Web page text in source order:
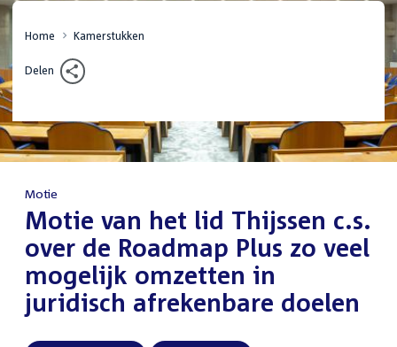
Home Kamerstukken
Delen
Motie
:Motie van het lid Thijssen c.s.
over de Roadmap Plus zo veel
mogelijk omzetten in
juridisch afrekenbare doelen